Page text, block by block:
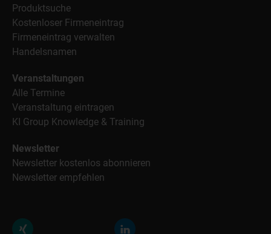
Produktsuche
Kostenloser Firmeneintrag
Firmeneintrag verwalten
Handelsnamen
Veranstaltungen
Alle Termine
Veranstaltung eintragen
KI Group Knowledge & Training
Newsletter
Newsletter kostenlos abonnieren
Newsletter empfehlen